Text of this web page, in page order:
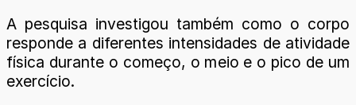
A pesquisa investigou também como o corpo
responde a diferentes intensidades de atividade
física durante o começo, o meio e o pico de um
exercício.